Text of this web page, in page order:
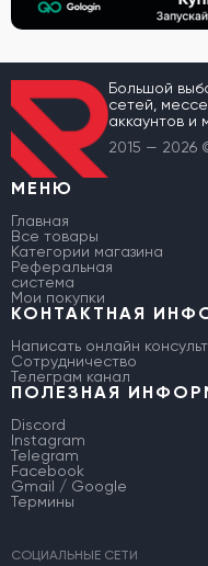
Большой
сетей,
аккаунтов и
2015 — 2026
МЕНЮ
Главная
Все товары
Категории магазина
Реферальная
система
Мои покупки
КОНТАКТНАЯ
Написать онлайн
Сотрудничество
Телеграм канал
ПОЛЕЗНАЯ
Discord
Instagram
Telegram
Facebook
Gmail / Google
Термины
СОЦИАЛЬНЫЕ СЕТИ